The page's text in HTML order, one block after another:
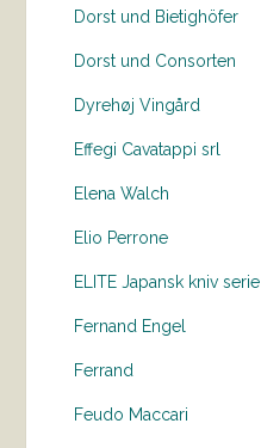
Dorst und Bietighöfer
Dorst und Consorten
Dyrehøj Vingård
Effegi Cavatappi srl
Elena Walch
Elio Perrone
ELITE Japansk kniv serie
Fernand Engel
Ferrand
Feudo Maccari